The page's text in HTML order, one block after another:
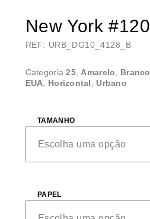
New York #120
REF: URB_DG10_4128_B
Categoria25, Amarelo Branco
EUA
Horizontal Urbano
TAMANHO
PAPEL